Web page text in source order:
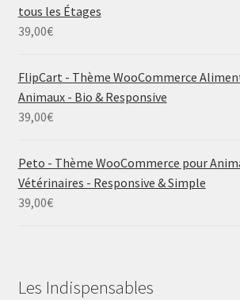
tous les Étages
39,00€
FlipCart - Thème WooCommerce
Animaux - Bio & Responsive
39,00€
Peto - Thème WooCommerce pour
Vétérinaires - Responsive & Simple
39,00€
Les Indispensables